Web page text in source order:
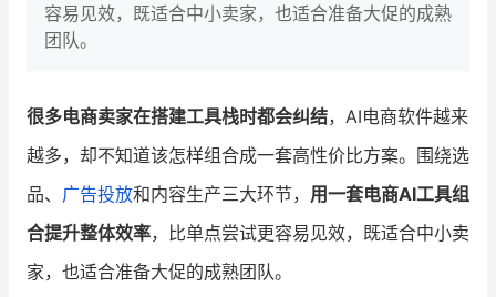
产品更新动态
新零售资讯
培训课程
容易见效，既适合中小卖家，也适合准备大促的成熟
团队。
很多电商卖家在搭建工具栈时都会纠结，AI电商软件越来
越多，却不知道该怎样组合成一套高性价比方案。围绕选
品、 广告投放和内容生产三大环节， 用一套电商AI工具组
合提升整体效率，比单点尝试更容易见效，既适合中小卖
家，也适合准备大促的成熟团队。